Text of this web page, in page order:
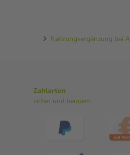
Nahrungsergänzung bei
Zahlarten
sicher und bequem